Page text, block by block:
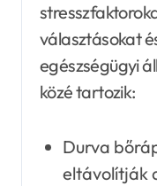
választásokat
egészségügyi
közé tartozik:
Durva
eltávolítják